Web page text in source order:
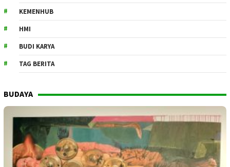
KEMENHUB
HMI
BUDI KARYA
TAG BERITA
BUDAYA